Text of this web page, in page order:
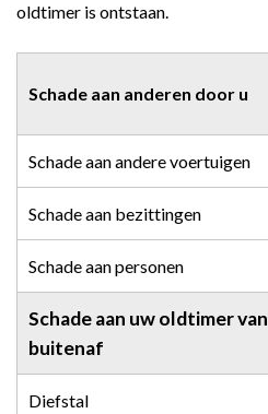
oldtimer is ontstaan.
Schade aan anderen door u
Schade aan andere voertuigen
Schade aan bezittingen
Schade aan personen
Schade aan uw oldtimer van
buitenaf
Diefstal